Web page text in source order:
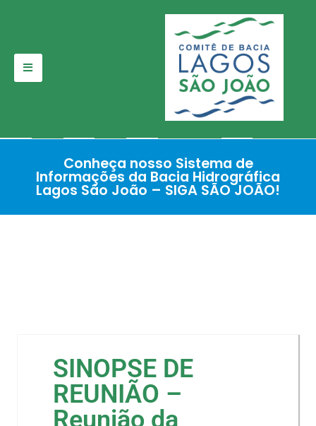
para
Conheça nosso Sistema de
Informações da Bacia Hidrográfica
Lagos São João – SIGA SÃO JOÃO!
SINOPSE DE
REUNIÃO –
Reunião da